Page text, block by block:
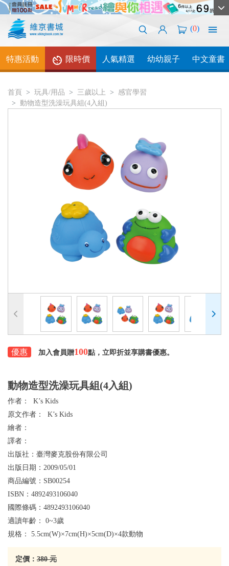
(0)
特惠活動 限時價 人氣精選 幼幼親子 中文童書
首頁 玩具/用品 三歲以上
感官學習
動物造型洗澡玩具組(4入組)
優惠 加入會員贈100點，立即折並享購書優惠。
動物造型洗澡玩具組(4入組)
作者：
K’s Kids
原文作者：
K’s Kids
繪者：
譯者：
出版社： 臺灣麥克股份有限公司
出版日期： 2009/05/01
商品編號： SB00254
ISBN： 4892493106040
國際條碼： 4892493106040
適讀年齡： 0~3歲
規格： 5.5cm(W)×7cm(H)×5cm(D)×4款動物
定價： 380 元